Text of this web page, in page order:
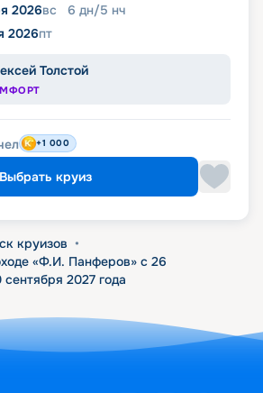
2026вс 6 дн/5 нч
2026пт
Толстой
+1 000
Выбрать круиз
круизов •
«Ф.И. Панферов» с 26
2027 года